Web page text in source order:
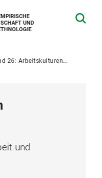
UND
26: Arbeitskulturen im Umbruch
und